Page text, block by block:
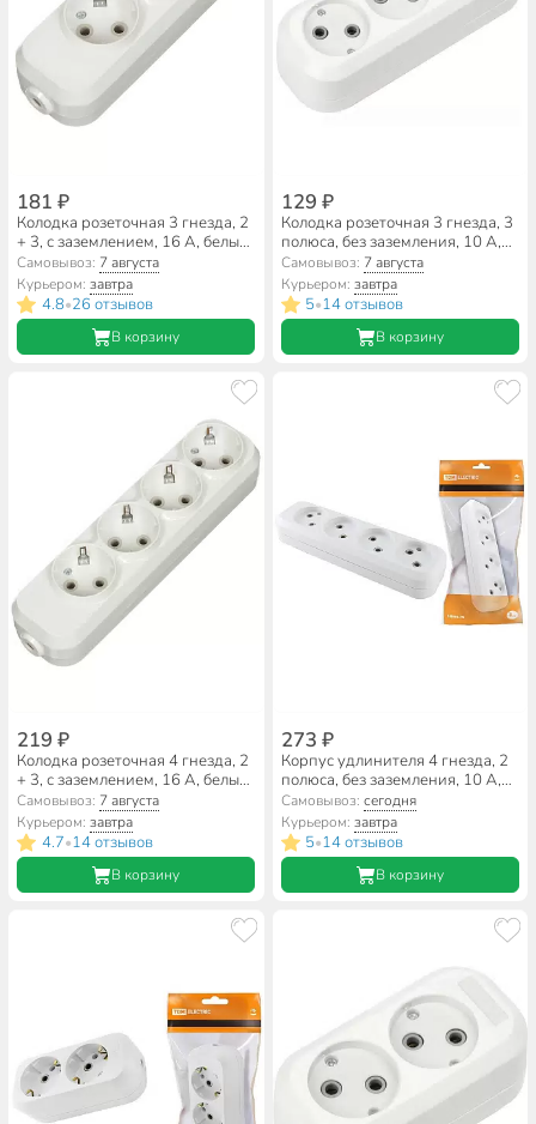
181 ₽
Колодка розеточная 3 гнезда, 2
+ 3, с заземлением, 16 А, белый,
TDM Electric, Народная,
SQ1806-0417
Самовывоз: 7 августа
Курьером:завтра
4.8•26 отзывов
В корзину
129 ₽
Колодка розеточная 3 гнезда, 3
полюса, без заземления, 10 А,
2.2 кВт, белый, Smartbuy, SBE-
10-3-00-N
Самовывоз: 7 августа
Курьером: завтра
5•14 отзывов
В корзину
219 ₽
Колодка розеточная 4 гнезда, 2
+ 3, с заземлением, 16 А, белый,
TDM Electric, Народная,
SQ1806-0420
Самовывоз: 7 августа
Курьером:завтра
4.7•14 отзывов
В корзину
273 ₽
Корпус удлинителя 4 гнезда, 2
полюса, без заземления, 10 А,
белый, TDM Electric, SQ1806-
0011
Самовывоз: сегодня
Курьером: завтра
5•14 отзывов
В корзину